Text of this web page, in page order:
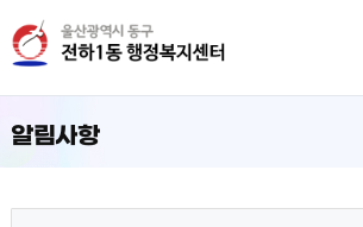
바
로
로
가
알림사항